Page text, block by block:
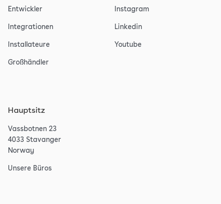
Entwickler
Integrationen
Installateure
Großhändler
Instagram
Linkedin
Youtube
Hauptsitz
Vassbotnen 23
4033 Stavanger
Norway
Unsere Büros